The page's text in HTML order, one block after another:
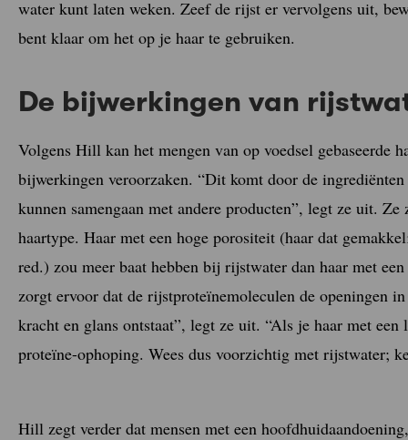
water kunt laten weken. Zeef de rijst er vervolgens uit,
bent klaar om het op je haar te gebruiken.
De bijwerkingen van
Volgens Hill kan het mengen van op voedsel gebaseerde
bijwerkingen veroorzaken. “Dit komt door de
kunnen samengaan met andere producten”, legt ze uit.
haartype. Haar met een hoge porositeit (haar dat
red.) zou meer baat hebben bij rijstwater dan haar met
zorgt ervoor dat de rijstproteïnemoleculen de openingen
kracht en glans ontstaat”, legt ze uit. “Als je haar met
proteïne-ophoping. Wees dus voorzichtig met rijstwater;
Hill zegt verder dat mensen met een